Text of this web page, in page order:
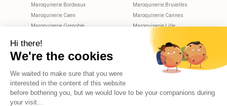
Maroquinerie Bordeaux
Maroquinerie Bruxelles
Maroquinerie Caen
Maroquinerie Cannes
Maroquinerie Grenoble
Maroquinerie Lille
Maroquinerie Montpellier
Maroquinerie Nantes
Maroquinerie Nice
Maroquinerie Nimes
Maroquinerie Rennes
Maroquinerie Strasbourg